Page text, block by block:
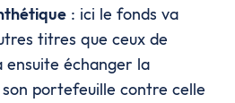
: ici le fonds va
titres que ceux de
ensuite échanger la
portefeuille contre celle